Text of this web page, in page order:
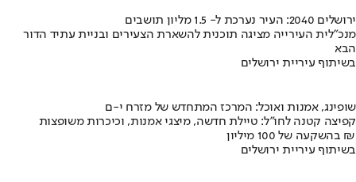
ירושלים 2040: העיר נערכת ל- 1.5 מליון תושבים
מנכ"לית העירייה מציגה תוכנית להשארת הצעירים ובניית עתיד הדור
הבא
בשיתוף עיריית ירושלים
שופינג, אמנות ואוכל: המרכז המתחדש של מזרח י-ם
קפיצה קטנה לחו"ל: טיילת חדשה, מיצגי אמנות, וכיכרות משופצות
בהשקעה של 100 מיליון ₪
בשיתוף עיריית ירושלים